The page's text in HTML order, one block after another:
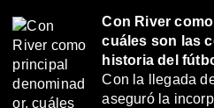
Con River
cuáles son las
historia del
Con la llegada
aseguró la